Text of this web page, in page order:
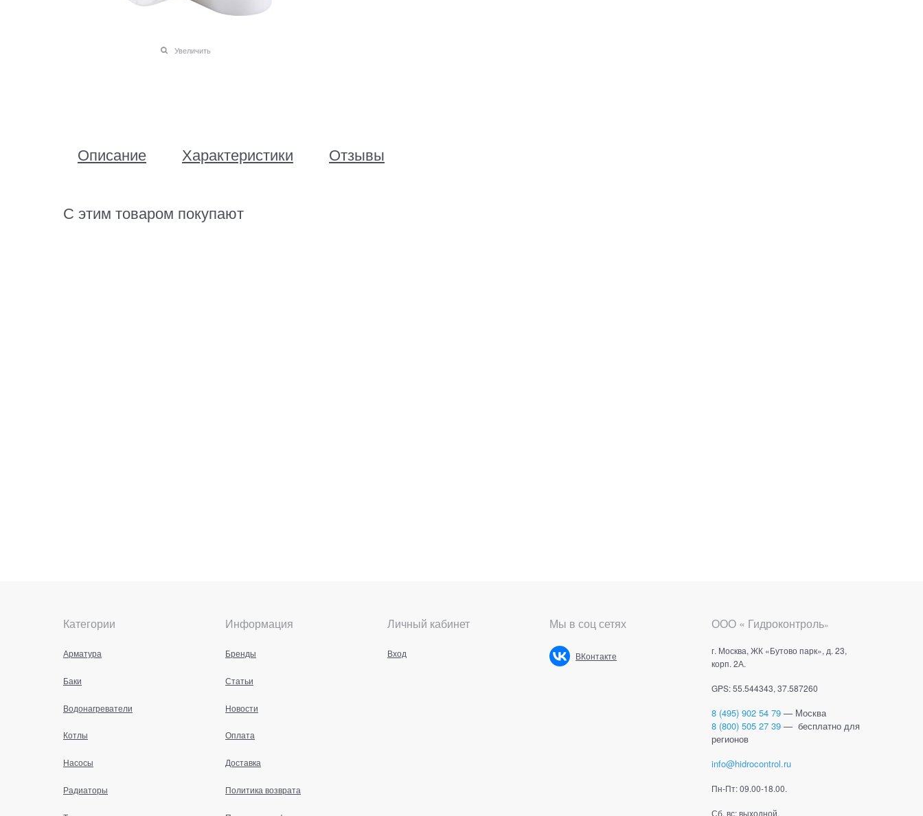
Увеличить
Описание Характеристики Отзывы
С этим товаром покупают
Категории
Арматура
Баки
Водонагреватели
Котлы
Насосы
Радиаторы
Информация
Бренды
Статьи
Новости
Оплата
Доставка
Политика возврата
Личный кабинет
Вход
Мы в соц сетях
ВКонтакте
ООО « Гидроконтроль»
г. Москва, ЖК «Бутово парк», д. 23,
корп. 2А.
GPS: 55.544343, 37.587260
8 (495) 902 54 79 — Москва
8 (800) 505 27 39 — бесплатно для
регионов
info@hidrocontrol.ru
Пн-Пт: 09.00-18.00.
Сб, вс: выходной.